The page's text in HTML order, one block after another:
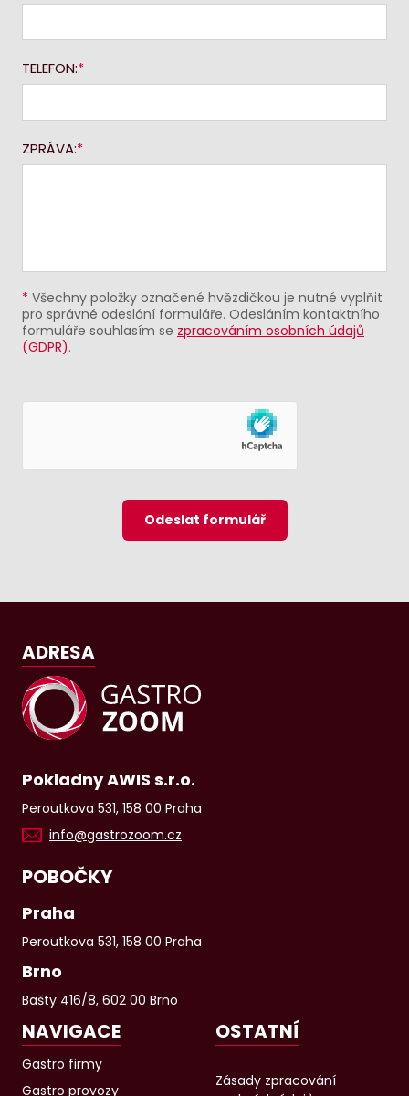
TELEFON:
ZPRÁVA:
* Všechny položky označené hvězdičkou je nutné vyplňit
pro správné odeslání formuláře. Odesláním kontaktního
formuláře souhlasím se zpracováním osobních údajů
(GDPR).
Odeslat formulář
ADRESA
Pokladny AWIS s.r.o.
Peroutkova 531, 158 00 Praha
info@gastrozoom.cz
POBOČKY
Praha
Peroutkova 531, 158 00 Praha
Brno
Bašty 416/8, 602 00 Brno
NAVIGACE
Gastro firmy
Gastro provozy
OSTATNÍ
Zásady zpracování